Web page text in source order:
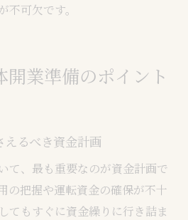
可欠です。
開業準備のポイント
えるべき資金計画
て、最も重要なのが資金計画で
の把握や運転資金の確保が不十
てもすぐに資金繰りに行き詰ま